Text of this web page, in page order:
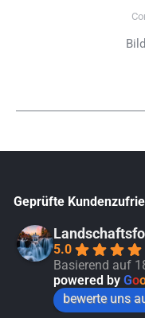
Geprüfte
5.0
Basierend auf
powered by Go
bewerte uns